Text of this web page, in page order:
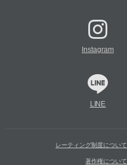
Instagram
LINE
レーティング制度について
著作権について